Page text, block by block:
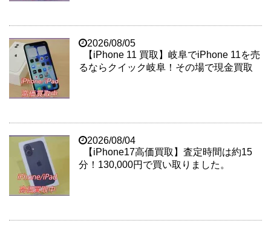
2026/08/05
【iPhone 11 買取】岐阜でiPhone 11を売
るならクイック岐阜！その場で現金買取
2026/08/04
【iPhone17高価買取】査定時間は約15
分！130,000円で買い取りました。